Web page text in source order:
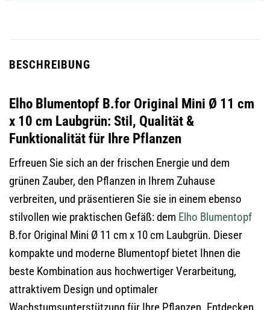
BESCHREIBUNG
Elho Blumentopf B.for Original Mini Ø 11 cm
x 10 cm Laubgrün: Stil, Qualität &
Funktionalität für Ihre Pflanzen
Erfreuen Sie sich an der frischen Energie und dem
grünen Zauber, den Pflanzen in Ihrem Zuhause
verbreiten, und präsentieren Sie sie in einem ebenso
stilvollen wie praktischen Gefäß: dem Elho Blumentopf
B.for Original Mini Ø 11 cm x 10 cm Laubgrün. Dieser
kompakte und moderne Blumentopf bietet Ihnen die
beste Kombination aus hochwertiger Verarbeitung,
attraktivem Design und optimaler